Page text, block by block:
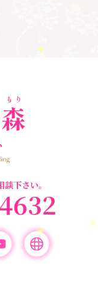
ウマ
＃エンジェルオラ
ーセラピー
下さい。